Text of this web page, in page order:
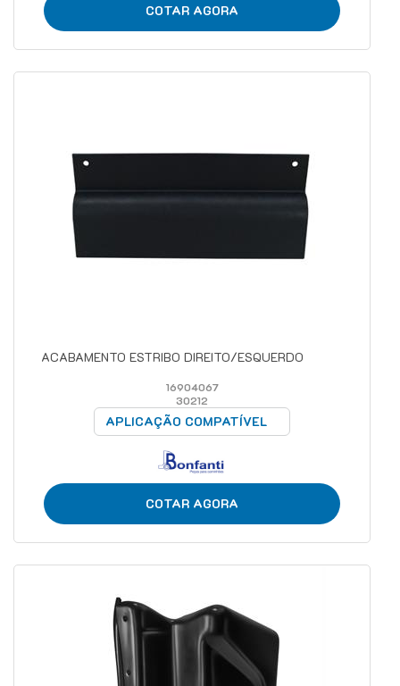
COTAR AGORA
ACABAMENTO ESTRIBO DIREITO/ESQUERDO
16904067
30212
APLICAÇÃO COMPATÍVEL
COTAR AGORA